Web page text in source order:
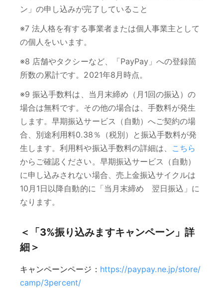
ン」の申し込みが完了していること
※7 法人格を有する事業者または個人事業主として
の個人をいいます。
※8 店舗やタクシーなど、「PayPay」への登録箇
所数の累計です。2021年8月時点。
※9 振込手数料は、当月末締め（月1回の振込）の
場合は無料です。その他の場合は、手数料が発生
します。早期振込サービス（自動）へご契約の場
合、別途利用料0.38％（税別）と振込手数料が発
生します。利用料や振込手数料の詳細は、 こちら
からご確認ください。早期振込サービス（自動）
に申し込みされない場合、売上金振込サイクルは
10月1日以降自動的に「当月末締め 翌日振込」に
なります。
＜「3%振り込みますキャンペーン」詳
細＞
キャンペーンページ： https://paypay.ne.jp/store/
camp/3percent/